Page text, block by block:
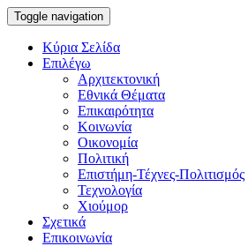
Toggle navigation
Κύρια Σελίδα
Επιλέγω
Αρχιτεκτονική
Εθνικά Θέματα
Επικαιρότητα
Κοινωνία
Οικονομία
Πολιτική
Επιστήμη-Τέχνες-Πολιτισμός
Τεχνολογία
Χιούμορ
Σχετικά
Επικοινωνία